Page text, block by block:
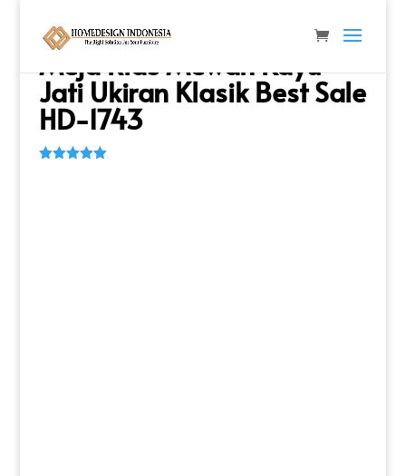
Mewah Kayu Jati Ukiran Klasik Best Sale HD-1743
Meja Rias Mewah Kayu
Jati Ukiran Klasik Best Sale
HD-1743